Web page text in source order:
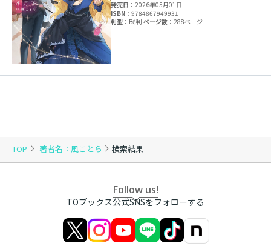
TOP 著者名：風ことら 検索結果
発売日：2026年05月01日
ISBN：9784867949931
判型： B6判ページ数：288ページ
Follow us!
TOブックス公式SNSをフォローする